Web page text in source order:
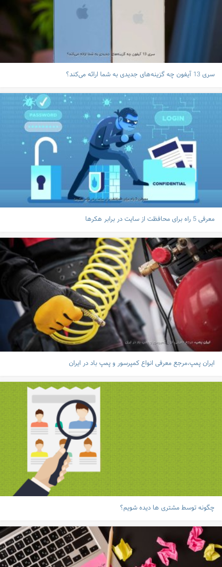
سری 13 آیفون چه گزینه‌های جدیدی به شما ارائه می‌کند؟
معرفی 5 راه برای محافظت از سایت در برابر هکرها
ایران پمپ،مرجع معرفی انواع کمپرسور و پمپ باد در ایران
چگونه توسط مشتری ها دیده شویم؟